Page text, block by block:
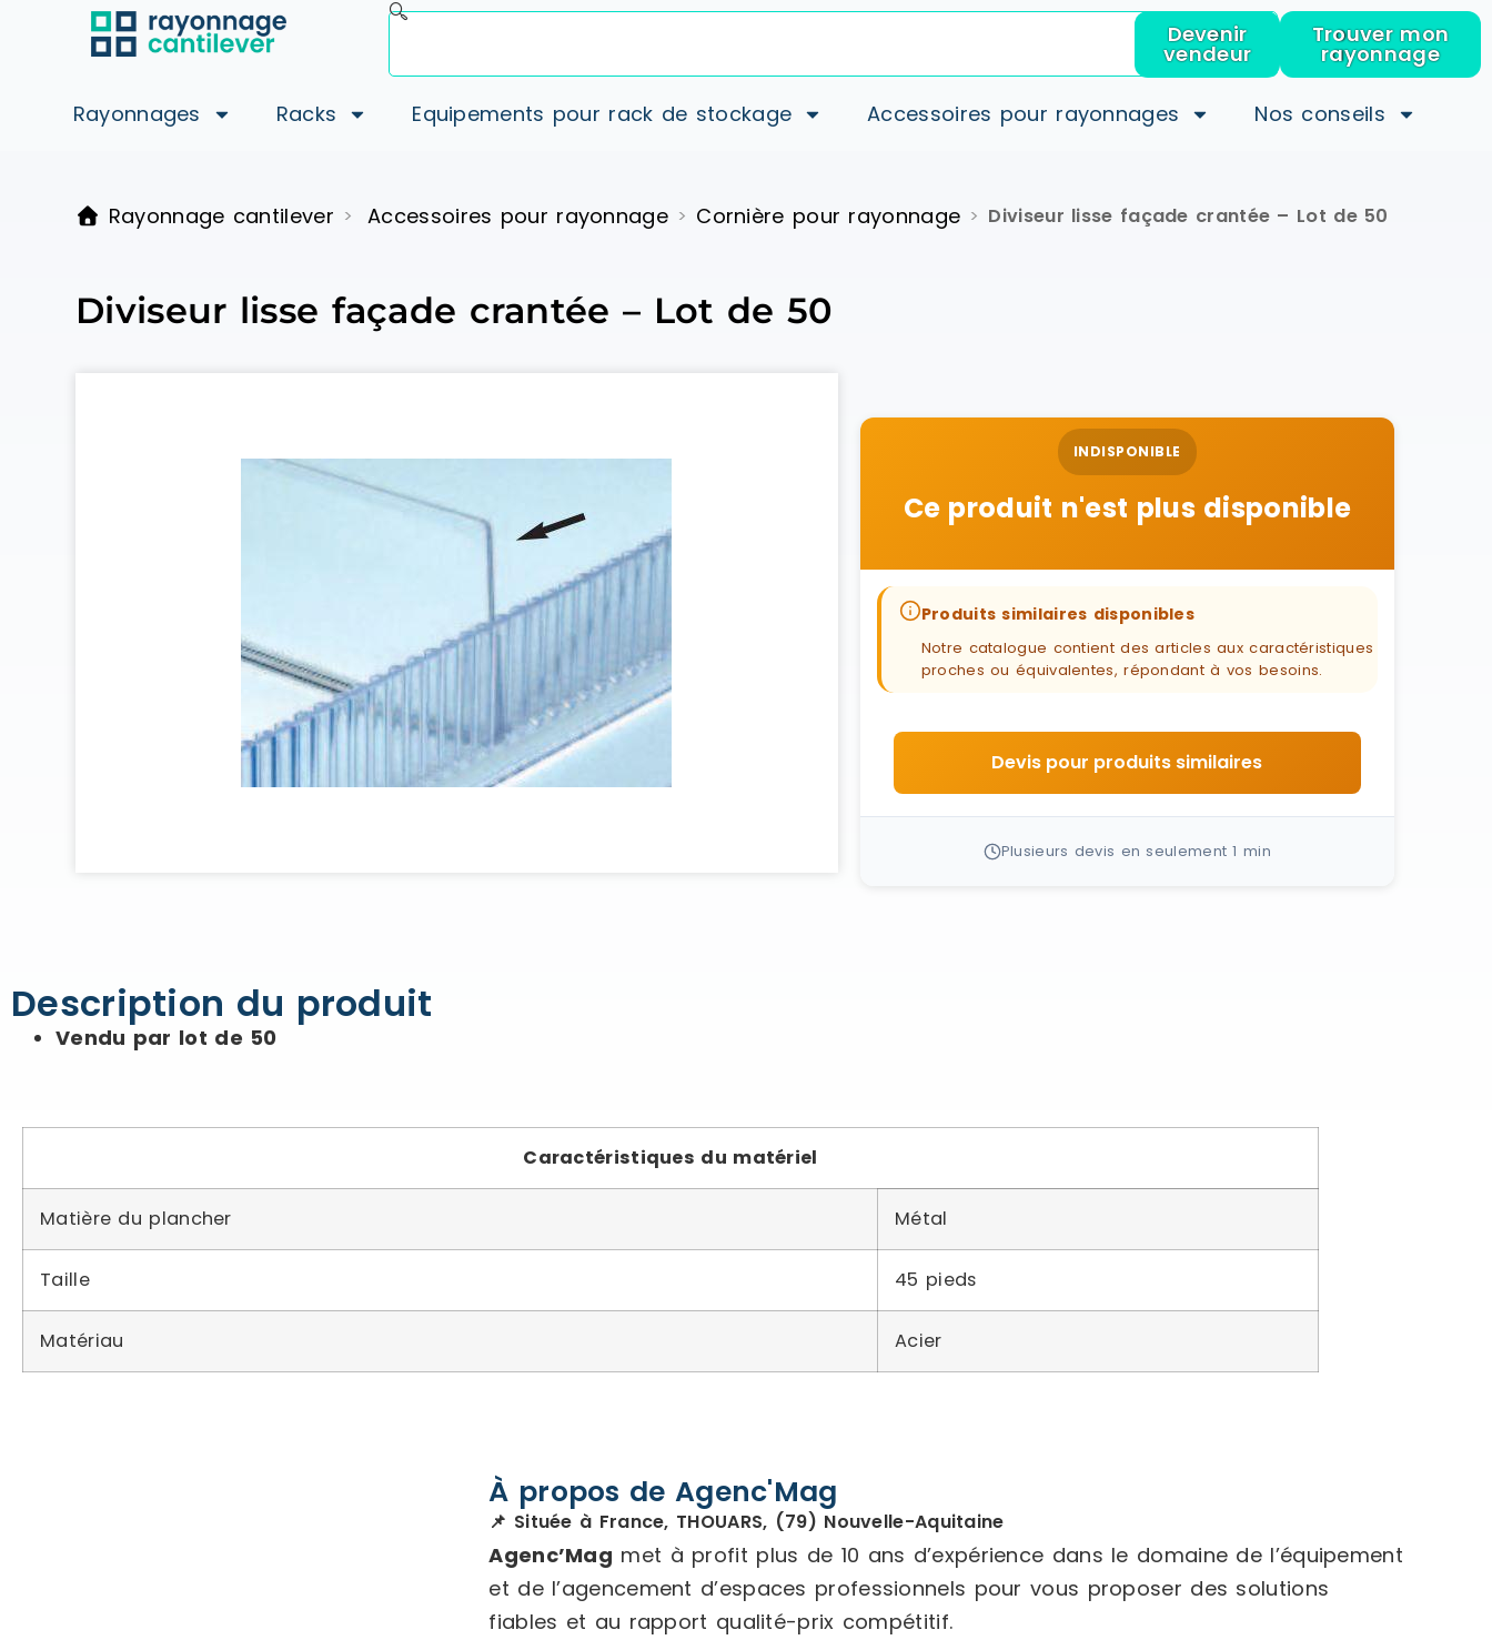
Devenir
vendeur
Trouver mon
rayonnage
Rayonnages Racks Equipements pour rack de stockage Accessoires pour rayonnages Nos conseils
Rayonnage cantilever > Accessoires pour rayonnage > Cornière pour rayonnage > Diviseur lisse façade crantée – Lot de 50
Diviseur lisse façade crantée – Lot de 50
INDISPONIBLE
Ce produit n'est plus disponible
Produits similaires disponibles
Notre catalogue contient des articles aux caractéristiques
proches ou équivalentes, répondant à vos besoins.
Devis pour produits similaires
Plusieurs devis en seulement 1 min
Description du produit
Vendu par lot de 50
Caractéristiques du matériel
Matière du plancher Métal
Taille 45 pieds
Matériau Acier
À propos de Agenc'Mag
📌 Située à France, THOUARS, (79) Nouvelle-Aquitaine
Agenc’Mag met à profit plus de 10 ans d’expérience dans le domaine de l’équipement
et de l’agencement d’espaces professionnels pour vous proposer des solutions
fiables et au rapport qualité-prix compétitif.